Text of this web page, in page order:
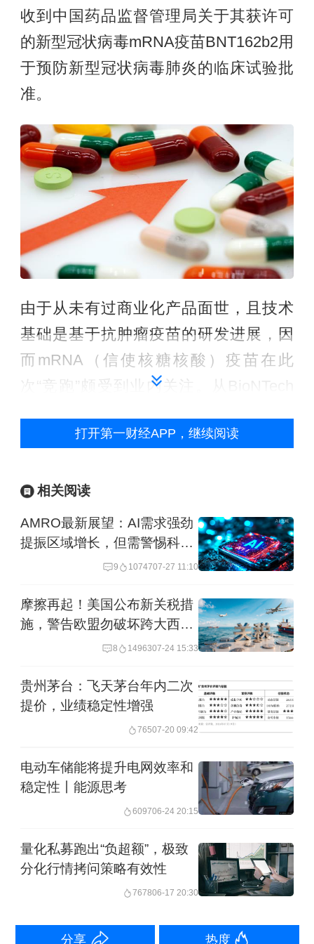
收到中国药品监督管理局关于其获许可
的新型冠状病毒mRNA疫苗BNT162b2用
于预防新型冠状病毒肺炎的临床试验批
准。
由于从未有过商业化产品面世，且技术
基础是基于抗肿瘤疫苗的研发进展，因
而mRNA（信使核糖核酸）疫苗在此
次“竞跑”颇受到业内关注。从BioNTech
选疫苗初步数据情况来看，谁更占优
mRNA-1273是一种编码融合前稳定形态
的新冠病毒刺突蛋白的mRNA疫苗，由
Moderna和来自美国国立过敏与传染病
研究所（NIAID）疫苗研究中心的研究者
共同开发。10月22日，mRNA-1273的三
期临床试验COVE在美国完成了30000名
受试者的入组。这一随机双盲，含安慰
剂对照的三期临床试验的主要终点是预
防出现症状的COVID-19疾病，关键次要
终点包括预防严重COVID-19疾病和预防
新冠病毒感染，这一候选疫苗在临床前
安全性、耐受性、以及免疫原性。
mRNA-1273疫苗三期临床试验COVE的
打开第一财经APP，继续阅读
相关阅读
AMRO最新展望：AI需求强劲
提振区域增长，但需警惕科技
周期与中东风险9 1074707-27 11:10
摩擦再起！美国公布新关税措
施，警告欧盟勿破坏跨大西洋
8 1496307-24 15:33
贵州茅台：飞天茅台年内二次
提价，业绩稳定性增强
76507-20 09:42
电动车储能将提升电网效率和
稳定性丨能源思考
609706-24 20:15
量化私募跑出“负超额”，极致
分化行情拷问策略有效性
767806-17 20:30
分享 热度